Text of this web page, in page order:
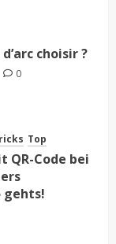
choisir ?
0
Top
QR-Code bei
gehts!